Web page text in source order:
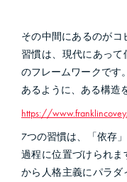
その中間にあるのがコ
習慣は、現代にあっ
のフレームワークです
あるように、ある構造
https://
7つの習慣は、「依存
過程に位置づけられ
から人格主義にパラ